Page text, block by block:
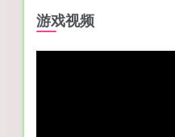
游戏视频